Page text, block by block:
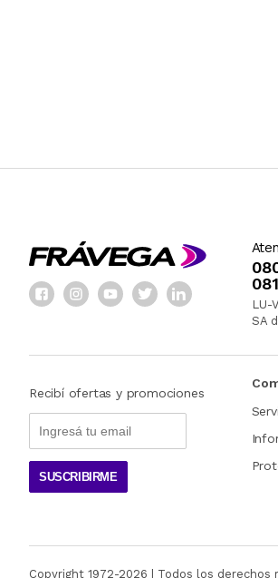
LU-
SA
Recibí ofertas y promociones
SUSCRIBIRME
Copyright 1972-2026 | Todos los derechos